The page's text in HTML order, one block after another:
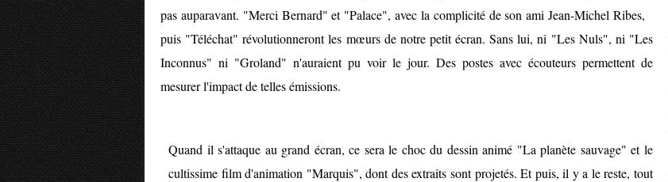
pas auparavant. "Merci Bernard" et "Palace", avec la complicité de son ami Jean-Michel Ribes,
puis "Téléchat" révolutionneront les mœurs de notre petit écran. Sans lui, ni "Les Nuls", ni "Les
Inconnus" ni "Groland" n'auraient pu voir le jour. Des postes avec écouteurs permettent de
mesurer l'impact de telles émissions.
Quand il s'attaque au grand écran, ce sera le choc du dessin animé "La planète sauvage" et le
cultissime film d'animation "Marquis", dont des extraits sont projetés. Et puis, il y a le reste, tout